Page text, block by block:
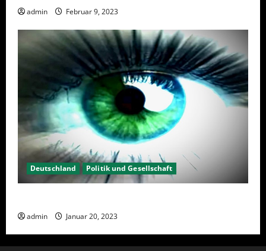
admin Februar 9, 2023
Deutschland Politik und Gesellschaft
admin Januar 20, 2023